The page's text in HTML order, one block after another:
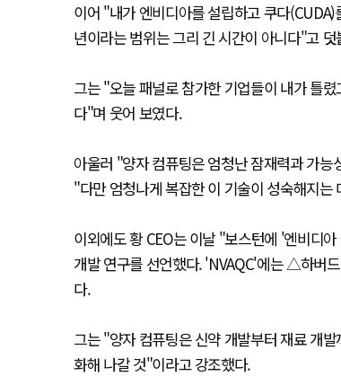
이어 "내가 엔비디아를 설립하고 쿠다
년이라는 범위는 그리 긴 시간이 아니다"고 덧
그는 "오늘 패널로 참가한 기업들이 내가 틀
다"며 웃어 보였다.
아울러 "양자 컴퓨팅은 엄청난 잠재력과 가
"다만 엄청나게 복잡한 이 기술이 성숙해지
이외에도 황 CEO는 이날 "보스턴에 '엔비디
개발 연구를 선언했다. 'NVAQC'에는 △하
다.
그는 "양자 컴퓨팅은 신약 개발부터 재료 개
화해 나갈 것"이라고 강조했다.